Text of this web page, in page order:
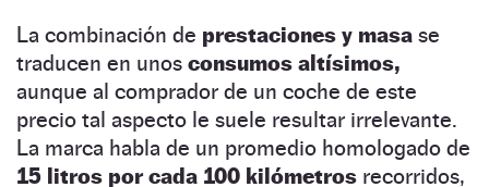
La combinación de prestaciones y masa se
traducen en unos consumos altísimos,
aunque al comprador de un coche de este
precio tal aspecto le suele resultar irrelevante.
La marca habla de un promedio homologado de
15 litros por cada 100 kilómetros recorridos,